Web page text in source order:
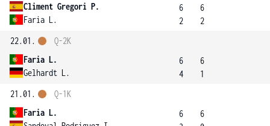
Climent Gregori P.
Faria L.
6
2
6
2
22.01.
Faria L.
Gelhardt L.
Q-2K
6
4
6
1
21.01.
Faria L.
Q-1K
6
6